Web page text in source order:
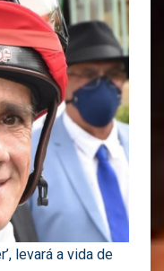
levará a vida de